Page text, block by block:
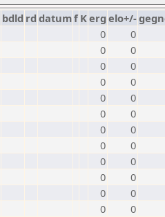
bdld rd datumf Kerg elo+/-
0
0
0
0
0
0
0
0
0
0
0
0
0
0
0
0
0
0
0
0
0
0
0
0